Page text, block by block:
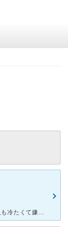
前に通っていた病院は待ち時間も長く、受付の人も冷たくて嫌になり、 こちらの病院は、たまたま歩いていける距離にあったので 病院を変えてみることにしました。 じんましんもちなので、最初はいつも飲む薬